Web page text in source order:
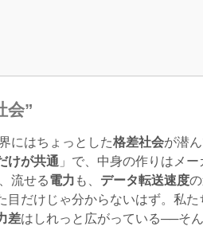
会”
にはちょっとした格差社会が潜
けが共通 」で、中身の作りはメー
流せる電力 も、 データ転送速度
だけじゃ分からないはず。私
差はしれっと広がっている──そ